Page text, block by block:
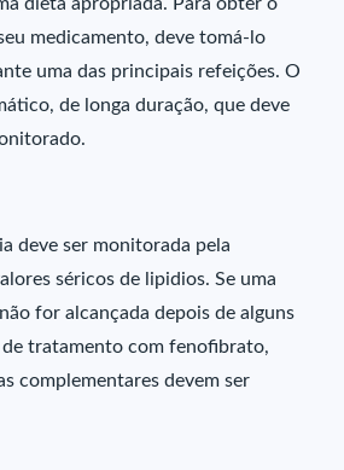
medicamento, deve tomá-lo
uma das principais refeições. O
de longa duração, que deve
deve ser monitorada pela
séricos de lipidios. Se uma
for alcançada depois de alguns
de tratamento com fenofibrato,
complementares devem ser